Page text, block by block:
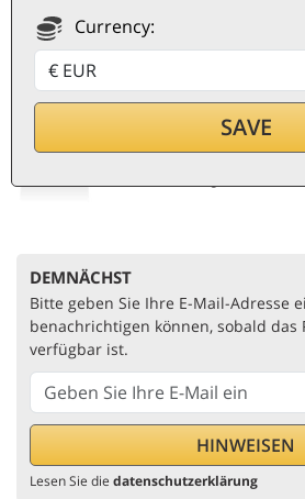
Currency:
SAVE
52,50€
DEMNÄCHST
Bitte geben Sie Ihre E-Mail-Adresse
benachrichtigen können, sobald das
verfügbar ist.
Lesen Sie die datenschutzerklärung